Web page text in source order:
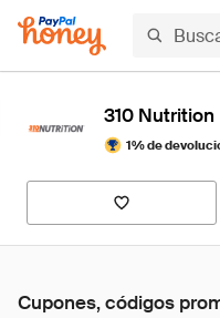
310 Nutrition
1% de
Cupones, códigos